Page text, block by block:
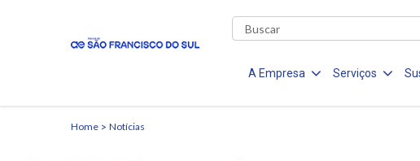
A Empresa Serviços
Home Notícias